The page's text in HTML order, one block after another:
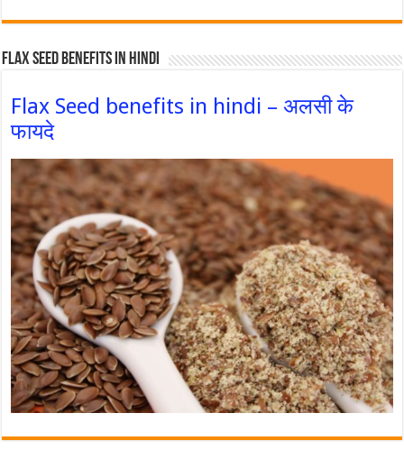
Flax Seed Benefits in hindi
Flax Seed benefits in hindi – अलसी के
फायदे